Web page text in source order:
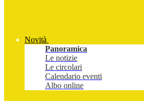
Novità
Panoramica
Le notizie
Le circolari
Calendario eventi
Albo online